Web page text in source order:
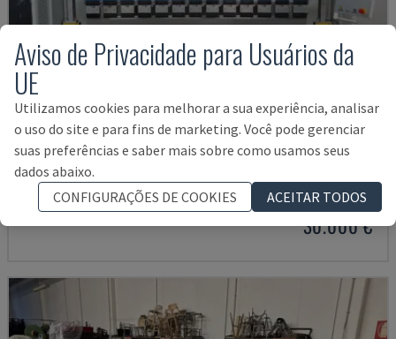
GBP BASIC 26100
METALLKRAFT - MÁQUINA CURVADORA DE ROLOS
HUNGRIA 2020
30.000 €
Aviso de Privacidade para Usuários da
UE
Utilizamos cookies para melhorar a sua experiência, analisar
o uso do site e para fins de marketing. Você pode gerenciar
suas preferências e saber mais sobre como usamos seus
dados abaixo.
CONFIGURAÇÕES DE COOKIES
ACEITAR TODOS